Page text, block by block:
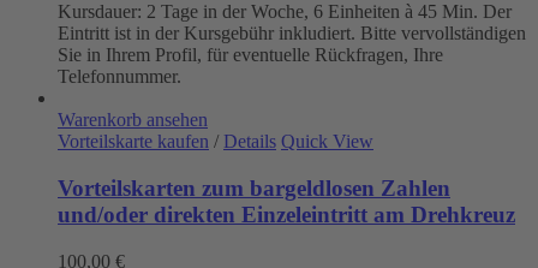
Kursdauer: 2 Tage in der Woche, 6 Einheiten à 45 Min. Der
Eintritt ist in der Kursgebühr inkludiert. Bitte vervollständigen
Sie in Ihrem Profil, für eventuelle Rückfragen, Ihre
Telefonnummer.
Warenkorb ansehen
Vorteilskarte kaufen / Details Quick View
Vorteilskarten zum bargeldlosen Zahlen
und/oder direkten Einzeleintritt am Drehkreuz
100,00 €